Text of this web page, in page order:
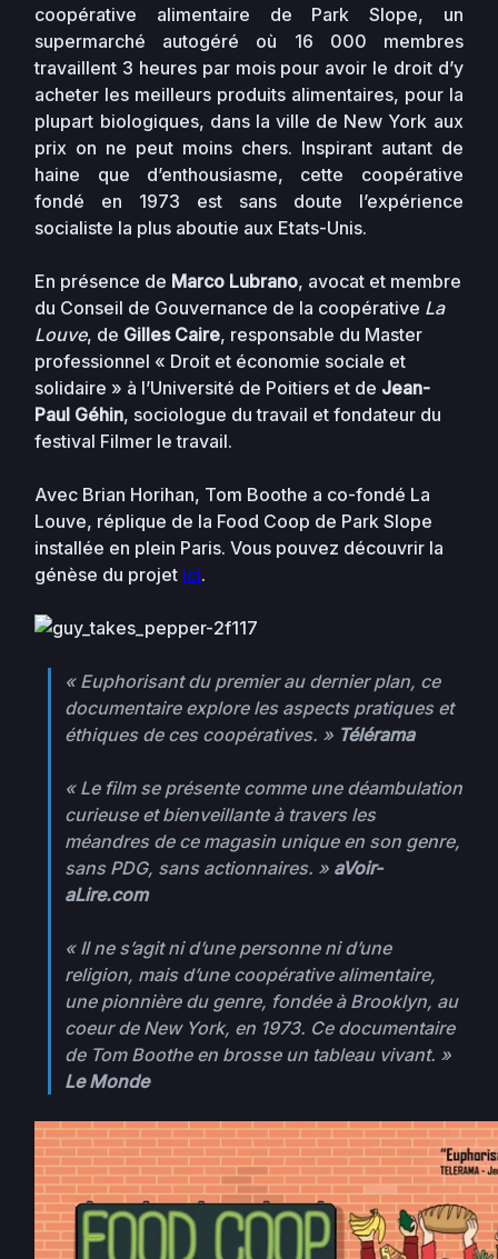
coopérative alimentaire de Park Slope, un
supermarché autogéré où 16 000 membres
travaillent 3 heures par mois pour avoir le droit d’y
acheter les meilleurs produits alimentaires, pour la
plupart biologiques, dans la ville de New York aux
prix on ne peut moins chers. Inspirant autant de
haine que d’enthousiasme, cette coopérative
fondé en 1973 est sans doute l’expérience
socialiste la plus aboutie aux Etats-Unis.
En présence de Marco Lubrano, avocat et membre
du Conseil de Gouvernance de la coopérative La
Louve, de Gilles Caire, responsable du Master
professionnel « Droit et économie sociale et
solidaire » à l’Université de Poitiers et de Jean-
Paul Géhin, sociologue du travail et fondateur du
festival Filmer le travail.
Avec Brian Horihan, Tom Boothe a co-fondé La
Louve, réplique de la Food Coop de Park Slope
installée en plein Paris. Vous pouvez découvrir la
génèse du projet ici.
« Euphorisant du premier au dernier plan, ce
documentaire explore les aspects pratiques et
éthiques de ces co­opératives. » Télérama
« Le film se présente comme une déambulation
curieuse et bienveillante à travers les
méandres de ce magasin unique en son genre,
sans PDG, sans actionnaires. » aVoir-
aLire.com
« Il ne s’agit ni d’une personne ni d’une
religion, mais d’une coopérative alimentaire,
une pionnière du genre, fondée à Brooklyn, au
coeur de New York, en 1973. Ce documentaire
de Tom Boothe en brosse un tableau vivant. »
Le Monde